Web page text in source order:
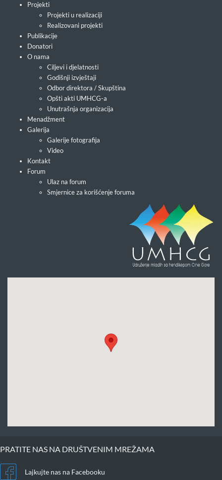
Projekti
Projekti u realizaciji
Realizovani projekti
Publikacije
Donatori
O nama
Ciljevi i djelatnosti
Godišnji izvještaji
Odbor direktora / Skupština
Opšti akti UMHCG-a
Unutrašnja organizacija
Menadžment
Galerija
Galerije fotografija
Video
Kontakt
Forum
Ulaz na forum
Smjernice za korišćenje foruma
PRATITE NAS NA DRUŠTVENIM MREŽAMA
Lajkujte nas na Facebooku